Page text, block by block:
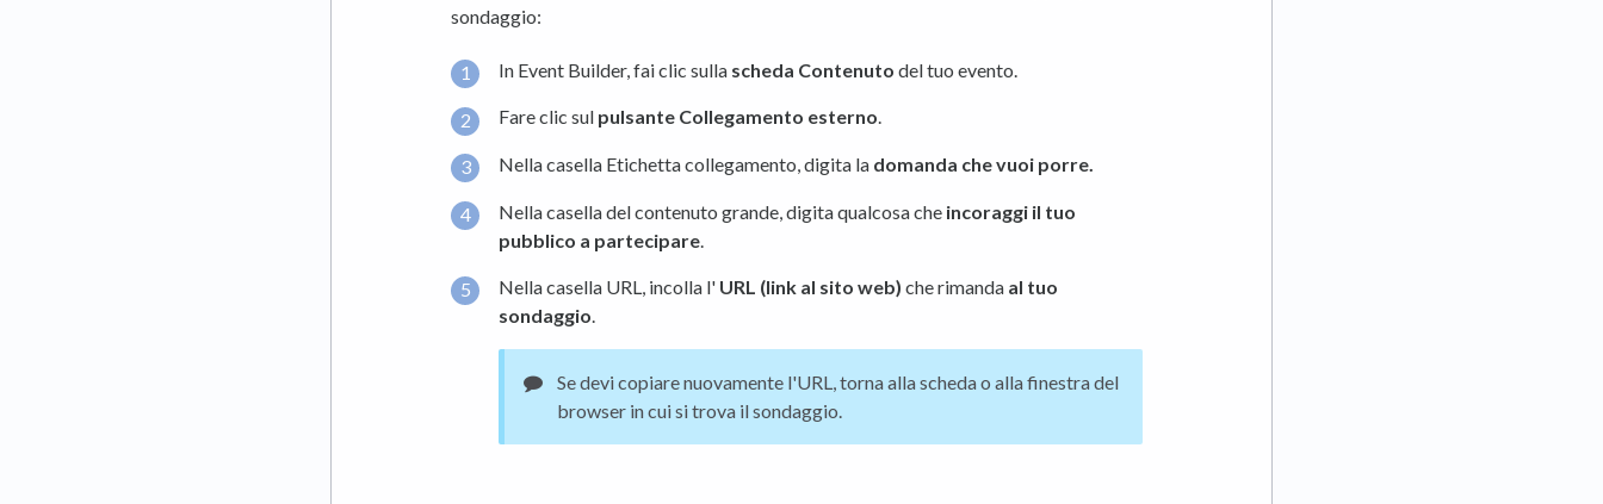
sondaggio:
In Event Builder, fai clic sulla scheda Contenuto del tuo evento.
Fare clic sul pulsante Collegamento esterno.
Nella casella Etichetta collegamento, digita la domanda che vuoi porre.
Nella casella del contenuto grande, digita qualcosa che incoraggi il tuo
pubblico a partecipare
Nella casella URL, incolla l' URL (link al sito web) che rimanda al tuo
sondaggio.
Se devi copiare nuovamente l'URL, torna alla scheda o alla finestra del
browser in cui si trova il sondaggio.